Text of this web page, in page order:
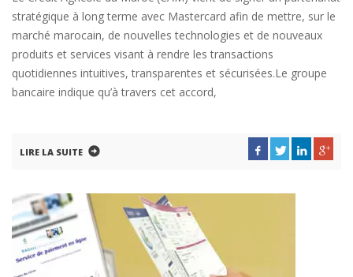
stratégique à long terme avec Mastercard afin de mettre, sur le
marché marocain, de nouvelles technologies et de nouveaux
produits et services visant à rendre les transactions
quotidiennes intuitives, transparentes et sécurisées.Le groupe
bancaire indique qu’à travers cet accord,
LIRE LA SUITE